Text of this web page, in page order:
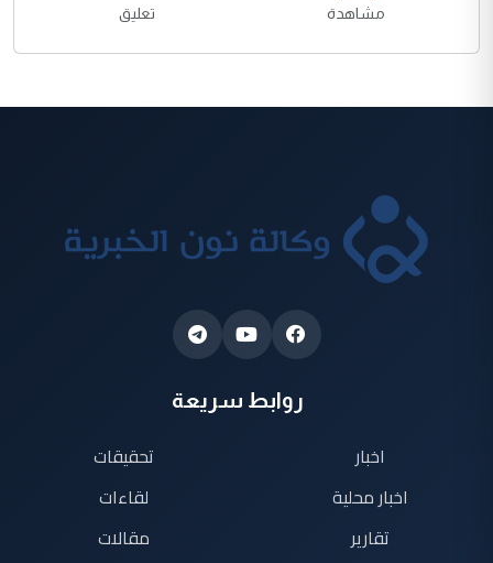
مشاهدة تعليق
روابط سريعة
اخبار
اخبار محلية
تقارير
تحقيقات
لقاءات
مقالات